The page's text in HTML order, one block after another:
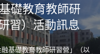
礎教育教師研
習）活動訊息
基礎教育教師研習營」（以下